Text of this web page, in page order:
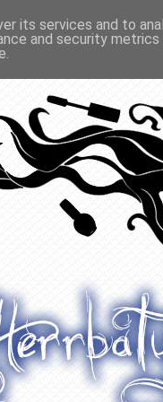
GADŻETY
its services and to
and security